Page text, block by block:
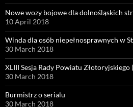
Nowe wozy bojowe dla dolnośląskich
10 April 2018
Winda dla osób niepełnosprawnych w
30 March 2018
XLIII Sesja Rady Powiatu Złotoryjskiego
30 March 2018
Burmistrz o serialu
30 March 2018